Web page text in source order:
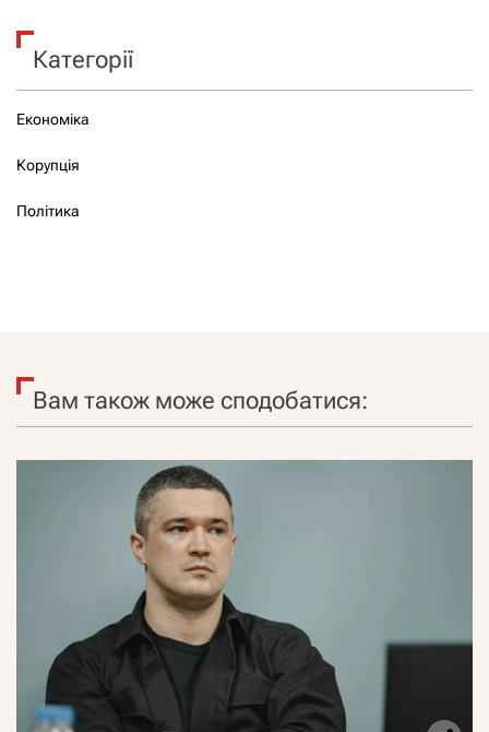
Категорії
Економіка
Корупція
Політика
Вам також може сподобатися: